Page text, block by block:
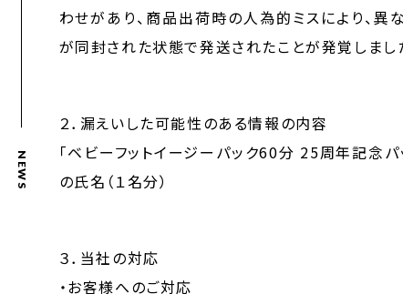
NEWS
わせがあり、商品出荷時の人為的ミスにより、
が同封された状態で発送されたことが発覚しまし
２．漏えいした可能性のある情報の内容
「ベビーフットイージーパック60分 25周年記念
の氏名（１名分）
３．当社の対応
・お客様へのご対応